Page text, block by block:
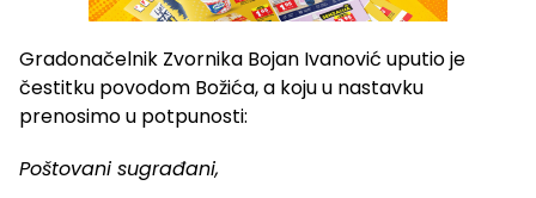
Gradonačelnik Zvornika Bojan Ivanović uputio je
čestitku povodom Božića, a koju u nastavku
prenosimo u potpunosti:
Poštovani sugrađani,